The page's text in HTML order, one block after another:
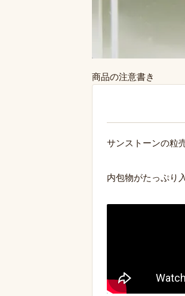
商品の注意書き
サンストーンの粒
内包物がたっぷり